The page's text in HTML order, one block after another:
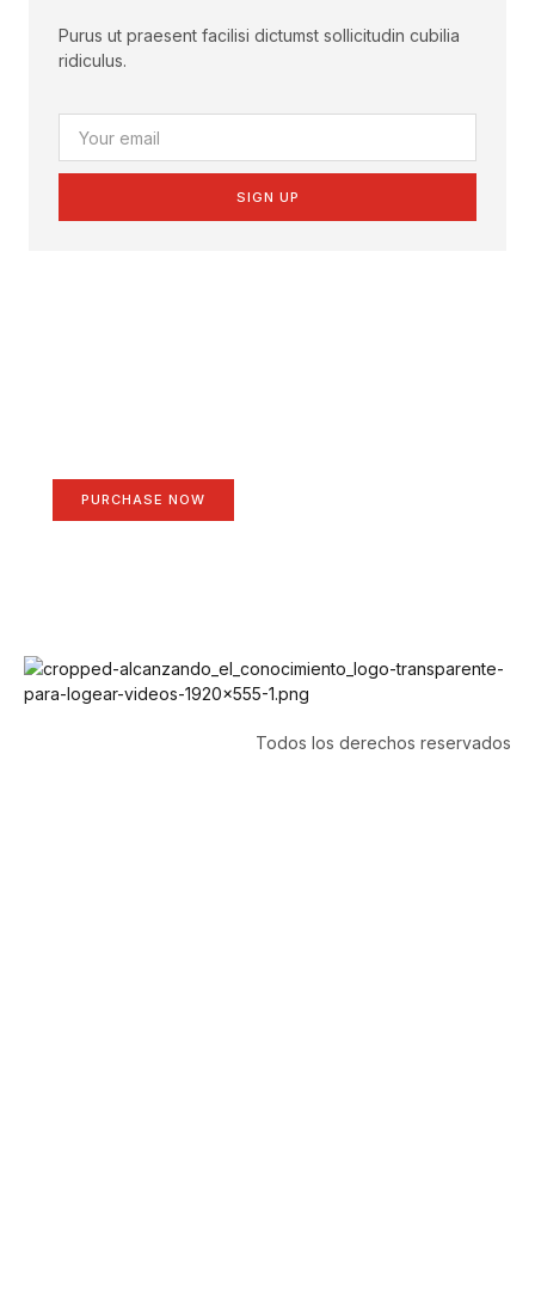
Purus ut praesent facilisi dictumst sollicitudin cubilia
ridiculus.
SIGN UP
PURCHASE NOW
Todos los derechos reservados